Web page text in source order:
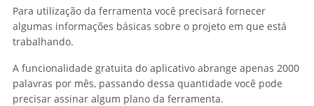
Para utilização da ferramenta você precisará fornecer
algumas informações básicas sobre o projeto em que está
trabalhando.
A funcionalidade gratuita do aplicativo abrange apenas 2000
palavras por mês, passando dessa quantidade você pode
precisar assinar algum plano da ferramenta.